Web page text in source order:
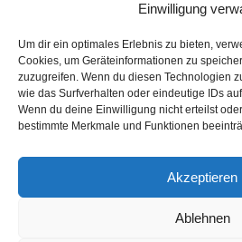
Einwilligung
Um dir ein optimales Erlebnis zu bieten,
Cookies, um Geräteinformationen zu
zuzugreifen. Wenn du diesen Technologien
wie das Surfverhalten oder eindeutige IDs
Wenn du deine Einwilligung nicht erteilst
bestimmte Merkmale und Funktionen
Akzeptieren
Ablehnen
Ve, Gülden doğdu? 1984 yılında ailemize
geziyor ve çare...
Weiterlesen